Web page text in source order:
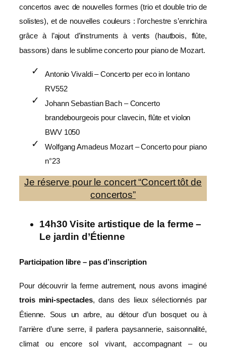
concertos avec de nouvelles formes (trio et double trio de
solistes), et de nouvelles couleurs : l’orchestre s’enrichira
grâce à l’ajout d’instruments à vents (hautbois, flûte,
bassons) dans le sublime concerto pour piano de Mozart.
Antonio Vivaldi – Concerto per eco in lontano
RV552
Johann Sebastian Bach – Concerto
brandebourgeois pour clavecin, flûte et violon
BWV 1050
Wolfgang Amadeus Mozart – Concerto pour piano
n°23
Je réserve pour le concert “Concert tôt de
concertos”
14h30 Visite artistique de la ferme –
Le jardin d’Étienne
Participation libre – pas d’inscription
Pour découvrir la ferme autrement, nous avons imaginé
trois mini-spectacles, dans des lieux sélectionnés par
Étienne. Sous un arbre, au détour d’un bosquet ou à
l’arrière d’une serre, il parlera paysannerie, saisonnalité,
climat ou encore sol vivant, accompagnant – ou